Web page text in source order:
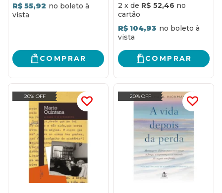
R$ 55,92
COMPRAR
2 x de R$ 52,46
R$ 104,93
COMPRAR
20% OFF 20% OFF